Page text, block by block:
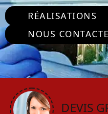
RÉALISATIONS
NOUS
DEVIS